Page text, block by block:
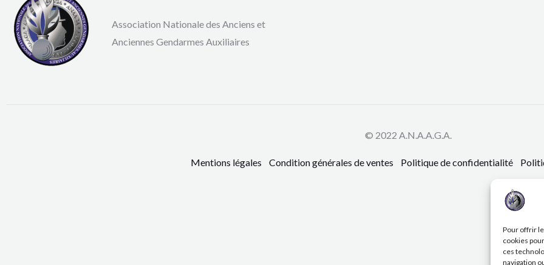
Pour offrir
cookies
ces
navigation
Association Nationale des Anciens et
Anciennes Gendarmes Auxiliaires
© 2022 A.N.A.A.G.A.
Mentions légales Condition générales de ventes Politique de confidentialité